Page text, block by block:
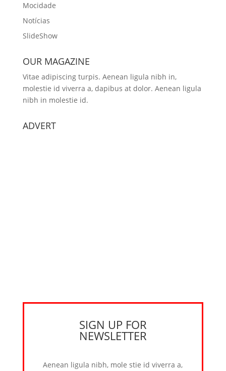
Mocidade
Notícias
SlideShow
OUR MAGAZINE
Vitae adipiscing turpis. Aenean ligula nibh in,
molestie id viverra a, dapibus at dolor. Aenean ligula
nibh in molestie id.
ADVERT
SIGN UP FOR
NEWSLETTER
Aenean ligula nibh, mole stie id viverra a,